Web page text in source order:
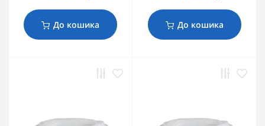
До кошика До кошика